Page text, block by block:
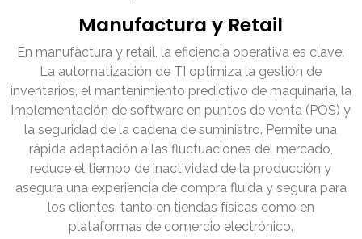
Manufactura y Retail
En manufactura y retail, la eficiencia operativa es clave.
La automatización de TI optimiza la gestión de
inventarios, el mantenimiento predictivo de maquinaria, la
implementación de software en puntos de venta (POS) y
la seguridad de la cadena de suministro. Permite una
rápida adaptación a las fluctuaciones del mercado,
reduce el tiempo de inactividad de la producción y
asegura una experiencia de compra fluida y segura para
los clientes, tanto en tiendas físicas como en
plataformas de comercio electrónico.